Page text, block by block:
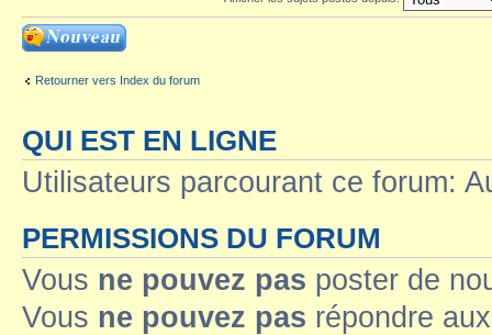
Ecrire un nouveau
sujet
Retourner vers Index du forum
QUI EST EN LIGNE
Utilisateurs parcourant ce forum:
PERMISSIONS DU FORUM
Vous ne pouvez pas poster de
Vous ne pouvez pas répondre